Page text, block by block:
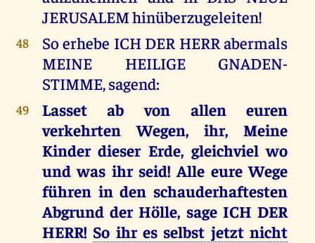
JERUSALEM hinüberzugeleiten!
48
So erhebe ICH DER HERR abermals
MEINE HEILIGE GNADEN-
STIMME, sagend:
49
Lasset ab von allen euren
verkehrten Wegen, ihr, Meine
Kinder dieser Erde, gleichviel wo
und was ihr seid! Alle eure Wege
führen in den schauderhaftesten
Abgrund der Hölle, sage ICH DER
HERR! So ihr es selbst jetzt nicht